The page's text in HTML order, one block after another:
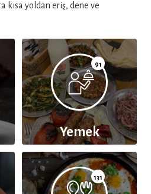
yoldan eriş, dene ve
91
Yemek
131